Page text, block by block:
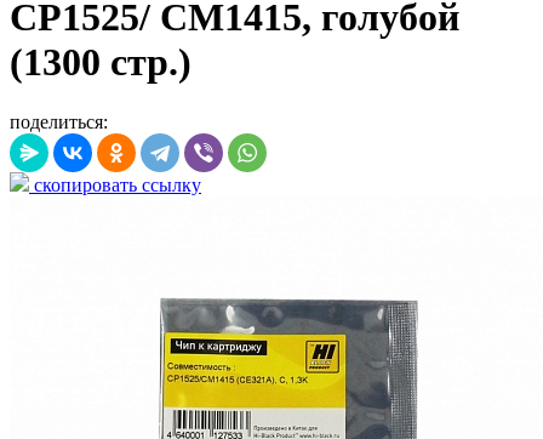
CP1525/ CM1415, голубой
(1300 стр.)
поделиться:
скопировать ссылку